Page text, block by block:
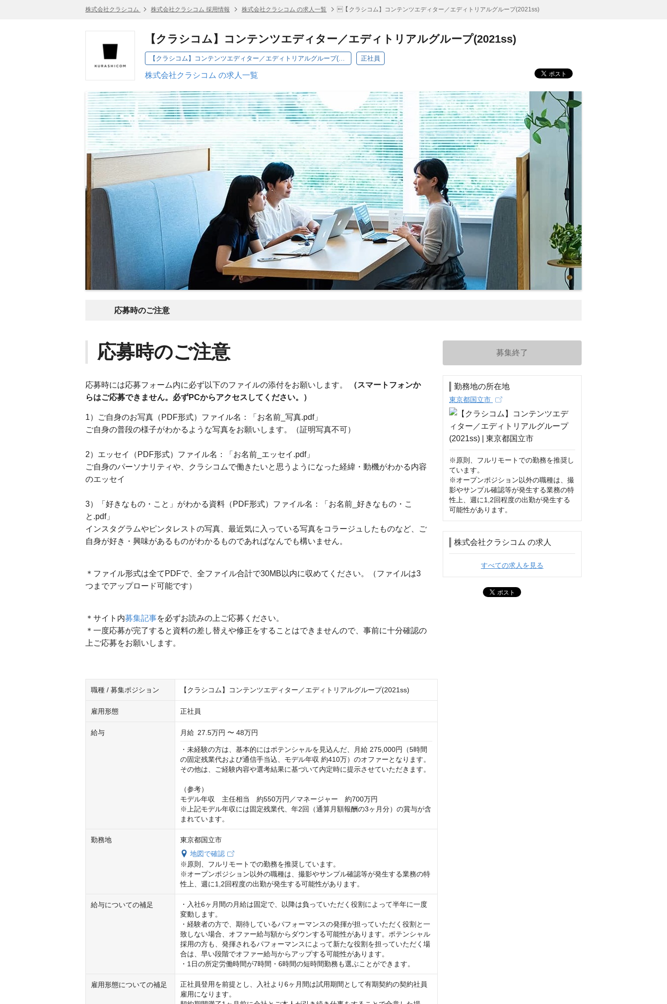
株式会社クラシコム 株式会社クラシコム 採用情報 株式会社クラシコム の求人一覧 【クラシコム】コンテンツエディター／エディトリアルグループ(2021ss)
【クラシコム】コンテンツエディター／エディトリアルグループ(2021ss)
【クラシコム】コンテンツエディター／エディトリアルグループ(2021ss) 正社員
株式会社クラシコム の求人一覧
応募時のご注意
応募時のご注意
応募時には応募フォーム内に必ず以下のファイルの添付をお願いします。
（スマートフォンか
らはご応募できません。必ずPCからアクセスしてください。）
1）ご自身のお写真（PDF形式）ファイル名：「お名前_写真.pdf」
ご自身の普段の様子がわかるような写真をお願いします。（証明写真不可）
2）エッセイ（PDF形式）ファイル名：「お名前_エッセイ.pdf」
ご自身のパーソナリティや、クラシコムで働きたいと思うようになった経緯・動機がわかる内容
のエッセイ
3）「好きなもの・こと」がわかる資料（PDF形式）ファイル名：「お名前_好きなもの・こ
と.pdf」
インスタグラムやピンタレストの写真、最近気に入っている写真をコラージュしたものなど、ご
自身が好き・興味があるものがわかるものであればなんでも構いません。
＊ファイル形式は全てPDFで、全ファイル合計で30MB以内に収めてください。（ファイルは3
つまでアップロード可能です）
＊サイト内募集記事を必ずお読みの上ご応募ください。
＊一度応募が完了すると資料の差し替えや修正をすることはできませんので、事前に十分確認の
上ご応募をお願いします。
職種 / 募集ポジション 【クラシコム】コンテンツエディター／エディトリアルグループ(2021ss)
雇用形態 正社員
給与 月給 27.5万円 〜 48万円
・未経験の方は、基本的にはポテンシャルを見込んだ、月給 275,000円（5時間
の固定残業代および通信手当込、モデル年収 約410万）のオファーとなります。
その他は、ご経験内容や選考結果に基づいて内定時に提示させていただきます。
（参考）
モデル年収　主任相当　約550万円／マネージャー　約700万円
※上記モデル年収には固定残業代、年2回（通算月額報酬の3ヶ月分）の賞与が含
まれています。
勤務地
東京都国立市
地図で確認
※原則、フルリモートでの勤務を推奨しています。
※オープンポジション以外の職種は、撮影やサンプル確認等が発生する業務の特
性上、週に1,2回程度の出勤が発生する可能性があります。
給与についての補足
・入社6ヶ月間の月給は固定で、以降は負っていただく役割によって半年に一度
変動します。
・経験者の方で、期待しているパフォーマンスの発揮が担っていただく役割と一
致しない場合、オファー給与額からダウンする可能性があります。ポテンシャル
採用の方も、発揮されるパフォーマンスによって新たな役割を担っていただく場
合は、早い段階でオファー給与からアップする可能性があります。
・1日の所定労働時間が7時間・6時間の短時間勤務も選ぶことができます。
雇用形態についての補足
正社員登用を前提とし、入社より6ヶ月間は試用期間として有期契約の契約社員
雇用になります。
募集終了
勤務地の所在地
東京都国立市
※原則、フルリモートでの勤務を推奨し
ています。
※オープンポジション以外の職種は、撮
影やサンプル確認等が発生する業務の特
性上、週に1,2回程度の出勤が発生する
可能性があります。
株式会社クラシコム の求人
すべての求人を見る